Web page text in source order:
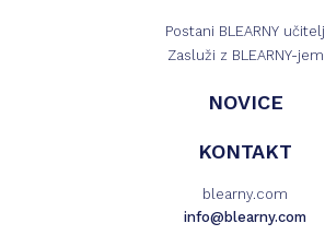
Postani BLEARNY učitelj
Zasluži z BLEARNY-jem
NOVICE
KONTAKT
blearny.com
info@blearny.com